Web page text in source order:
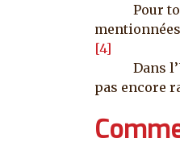
Pour
[4]
Dans
pas encore